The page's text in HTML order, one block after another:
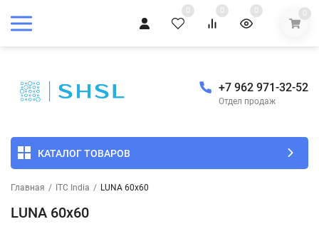
0 0 0 0
+7 962 971-32-52
Отдел продаж
КАТАЛОГ ТОВАРОВ
Главная / ITC India / LUNA 60x60
LUNA 60x60